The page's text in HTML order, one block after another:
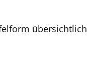
übersichtlich